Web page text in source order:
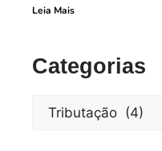
Leia Mais
Categorias